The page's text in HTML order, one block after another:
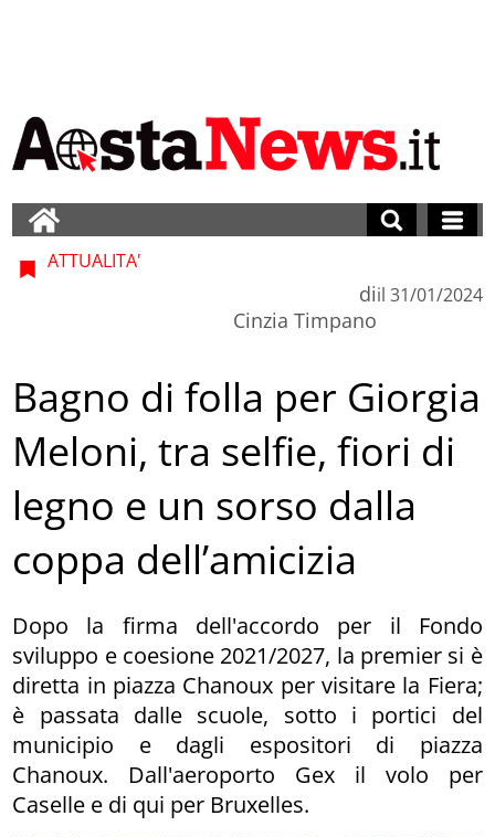
ATTUALITA'
di
Cinzia Timpano
il 31/01/2024
Bagno di folla per Giorgia
Meloni, tra selfie, fiori di
legno e un sorso dalla
coppa dell’amicizia
Dopo la firma dell'accordo per il Fondo
sviluppo e coesione 2021/2027, la premier si è
diretta in piazza Chanoux per visitare la Fiera;
è passata dalle scuole, sotto i portici del
municipio e dagli espositori di piazza
Chanoux. Dall'aeroporto Gex il volo per
Caselle e di qui per Bruxelles.